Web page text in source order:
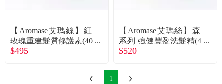
【Aromase艾瑪絲】紅
玫瑰重建髮質修護素(40
0mL)
$495
【Aromase艾瑪絲】森
系列 強健豐盈洗髮精(4
00ml)
$520
1